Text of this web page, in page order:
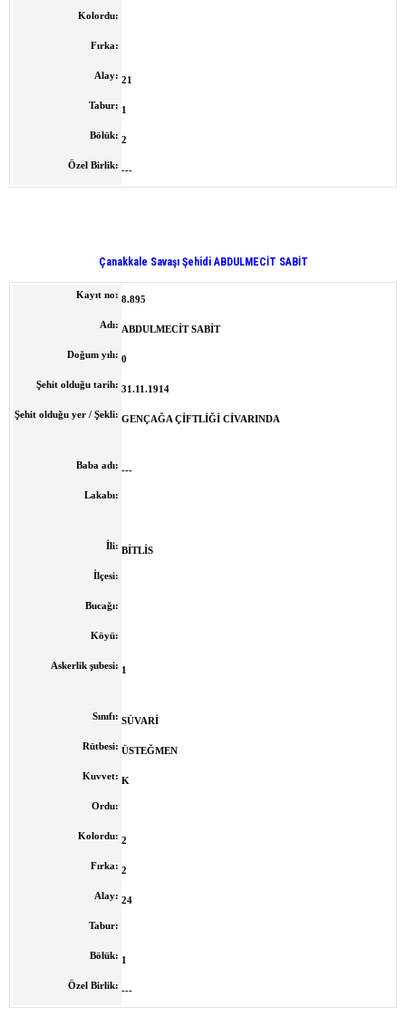
Kolordu:
Fırka:
Alay: 21
Tabur: 1
Bölük: 2
Özel Birlik: ---
Çanakkale Savaşı Şehidi ABDULMECİT SABİT
Kayıt no: 8.895
Adı: ABDULMECİT SABİT
Doğum yılı: 0
Şehit olduğu tarih: 31.11.1914
Şehit olduğu yer / Şekli: GENÇAĞA ÇİFTLİĞİ CİVARINDA
Baba adı: ---
Lakabı:
İli: BİTLİS
İlçesi:
Bucağı:
Köyü:
Askerlik şubesi: 1
Sınıfı: SÜVARİ
Rütbesi: ÜSTEĞMEN
Kuvvet: K
Ordu:
Kolordu: 2
Fırka: 2
Alay: 24
Tabur:
Bölük: 1
Özel Birlik: ---